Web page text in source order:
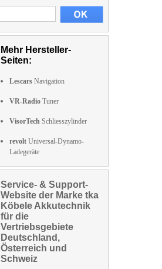
Mehr Hersteller-
Seiten:
Lescars Navigation
VR-Radio Tuner
VisorTech Schliesszylinder
revolt Universal-Dynamo-
Ladegeräte
Service- & Support-
Website der Marke tka
Köbele Akkutechnik
für die
Vertriebsgebiete
Deutschland,
Österreich und
Schweiz